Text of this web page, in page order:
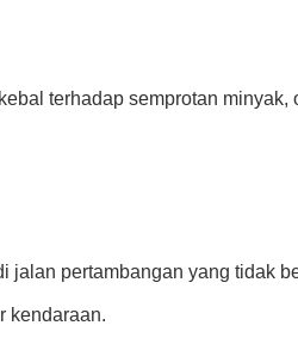
terhadap semprotan
jalan pertambangan yang tidak
kendaraan.